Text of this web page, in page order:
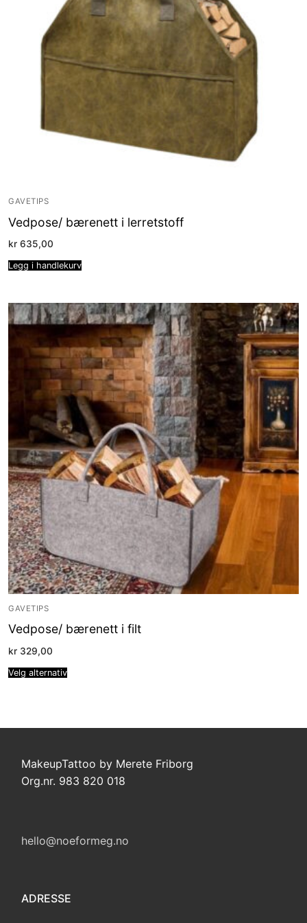
GAVETIPS
Vedpose/ bærenett i lerretstoff
kr 635,00
Legg i handlekurv
GAVETIPS
Vedpose/ bærenett i filt
kr 329,00
Velg alternativ
MakeupTattoo by Merete Friborg
Org.nr. 983 820 018
hello@noeformeg.no
ADRESSE